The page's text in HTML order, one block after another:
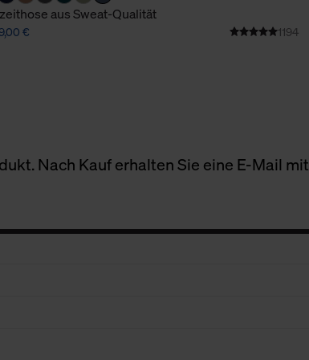
aus Sweat-Qualität
€ 1194
Nach Kauf erhalten Sie eine E-Mail